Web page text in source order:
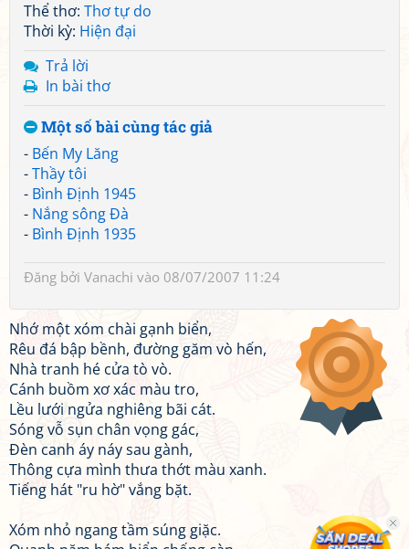
Thể thơ: Thơ tự do
Thời kỳ: Hiện đại
Trả lời
In bài thơ
Một số bài cùng tác giả
- Bến My Lăng
-Thầy tôi
- Bình Định 1945
- Nắng sông Đà
- Bình Định 1935
Đăng bởi Vanachi vào 08/07/2007 11:24
Nhớ một xóm chài gạnh biển,
Rêu đá bập bềnh, đường găm vò hến,
Nhà tranh hé cửa tò vò.
Cánh buồm xơ xác màu tro,
Lều lưới ngửa nghiêng bãi cát.
Sóng vỗ sụn chân vọng gác,
Đèn canh áy náy sau gành,
Thông cựa mình thưa thớt màu xanh.
Tiếng hát "ru hờ" vắng bặt.
Xóm nhỏ ngang tầm súng giặc.